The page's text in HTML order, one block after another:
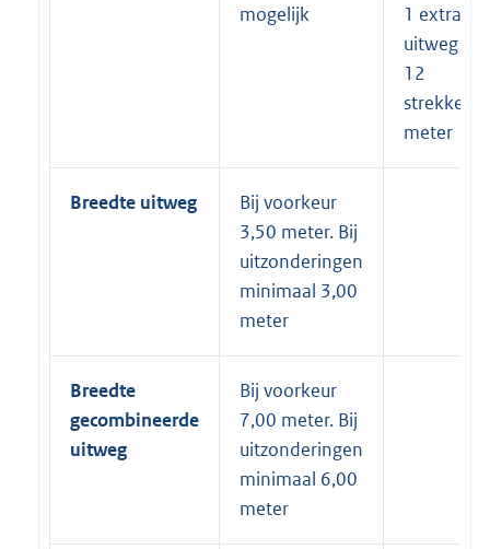
mogelijk
1 extra
uitweg per
12
meter
Breedte uitweg
Bij voorkeur
3,50 meter. Bij
uitzonderingen
minimaal 3,00
meter
Breedte
gecombineerde
uitweg
Bij voorkeur
7,00 meter. Bij
uitzonderingen
minimaal 6,00
meter